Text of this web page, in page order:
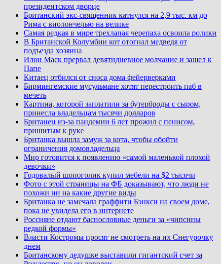
президентском дворце
Британский экс-священник катнулся на 2,9 тыс. км до
Рима с виолончелью на велике
Самая редкая в мире трехлапая черепаха освоила ролики
В Британской Колумбии кот отогнал медведя от
подъезда хозяина
Илон Маск прервал девятидневное молчание и зашел к
Папе
Китаец отбился от сноса дома фейерверками
Бирмингемские мусульмане хотят перестроить паб в
мечеть
Картина, которой заплатили за бутерброды с сыром,
принесла владельцам тысячи долларов
Британец из-за пандемии 6 лет прожил с пенисом,
пришитым к руке
Британка вышла замуж за кота, чтобы обойти
ограничения домовладельца
Мир готовится к появлению «самой маленькой плохой
девочки»
Годовалый шопоголик купил мебели на $2 тысячи
Фото с этой страницы на ФБ доказывают, что люди не
похожи ни на какие другие виды
Британка не замечала граффити Бэнкси на своем доме,
пока не увидела его в интернете
Россияне отдают баснословные деньги за «чипсины
редкой формы»
Власти Костромы просят не смотреть на их Снегурочку
днем
Британскому дедушке выставили гигантский счет за